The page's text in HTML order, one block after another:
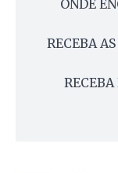
ONDE
RECEBA